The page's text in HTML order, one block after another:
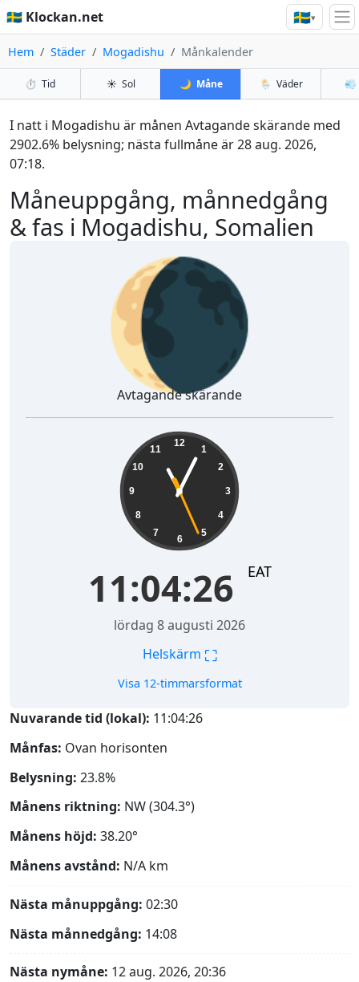
🇸🇪 Klockan.net 🇸🇪▾
Hem Städer Mogadishu Månkalender
⏱️ Tid ☀️ Sol 🌙 Måne 🌦️ Väder 💨
Måneuppgång, månnedgång
& fas i Mogadishu, Somalien
I natt i Mogadishu är månen Avtagande skärande med
2902.6% belysning; nästa fullmåne är 28 aug. 2026,
07:18.
🌘
Avtagande skärande
12
1
2
3
4
5
6
7
8
9
10
11
11:04:27 EAT
lördag 8 augusti 2026
Helskärm ⛶
Visa 12-timmarsformat
Nuvarande tid (lokal): 11:04:27
Månfas: Ovan horisonten
Belysning: 23.8%
Månens riktning: NW (304.3°)
Månens höjd: 38.20°
Månens avstånd: N/A km
Nästa månuppgång: 02:30
Nästa månnedgång: 14:08
Nästa nymåne: 12 aug. 2026, 20:36